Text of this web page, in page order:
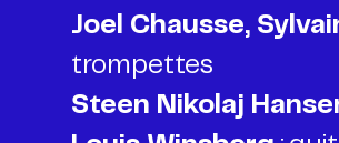
Joel Chausse,
Steen Nikolaj